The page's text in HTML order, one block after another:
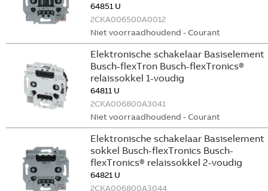
64851 U
2CKA006500A0012
Niet voorraadhoudend - Courant
Elektronische schakelaar Basiselement
Busch-flexTron Busch-flexTronics®
relaissokkel 1-voudig
64811 U
2CKA006800A3041
Niet voorraadhoudend - Courant
Elektronische schakelaar Basiselement
sokkel Busch-flexTronics Busch-
flexTronics® relaissokkel 2-voudig
64821 U
2CKA006800A3044